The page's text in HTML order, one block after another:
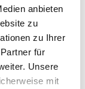
anbieten
zu
zu Ihrer
für
Unsere
mit